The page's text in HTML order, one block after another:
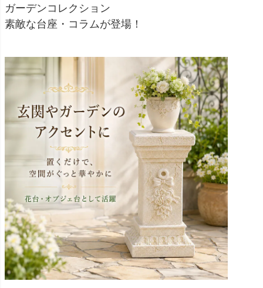
ガーデンコレクション
素敵な台座・コラムが登場！